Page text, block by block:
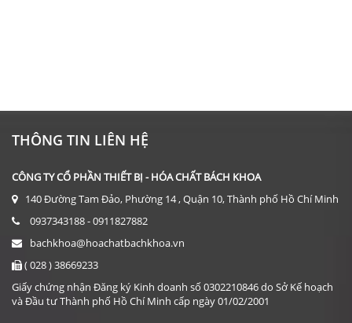
THÔNG TIN LIÊN HỆ
CÔNG TY CỔ PHẦN THIẾT BỊ - HÓA CHẤT BÁCH KHOA
140 Đường Tam Đảo, Phường 14 , Quận 10, Thành phố Hồ Chí Minh
0937343188 - 0911827882
bachkhoa@hoachatbachkhoa.vn
( 028 ) 38669233
Giấy chứng nhận Đăng ký Kinh doanh số 0302210846 do Sở Kế hoạch
và Đầu tư Thành phố Hồ Chí Minh cấp ngày 01/02/2001